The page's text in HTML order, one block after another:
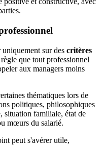
sur des critères
que tout professionnel
aux managers moins
thématiques lors de
politiques, philosophiques
situation familiale, état de
mœurs du salarié.
peut s'avérer utile,